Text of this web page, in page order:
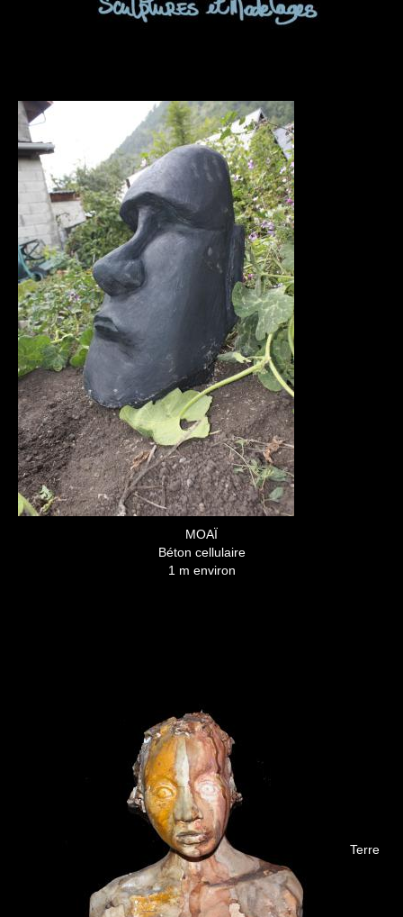
MOAÏ
Béton cellulaire
1 m environ
Terre